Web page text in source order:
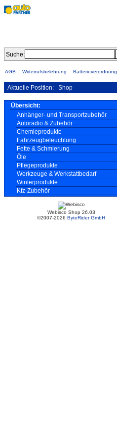
Suche:
AGB Widerrufsbelehrung Batterieverordnung
Aktuelle Position: Shop
Übersicht:
Anhänger- und Transportzubehör
Autoradio & Zubehör
Chemieprodukte
Fahrzeugbeleuchtung
Fette & Schmierung
Öle
Pflegeprodukte
Werkzeuge & Werkstattbedarf
Winterprodukte
Kfz-Zubehör
Webisco Shop 26.03
©2007-2026 ByteRider GmbH